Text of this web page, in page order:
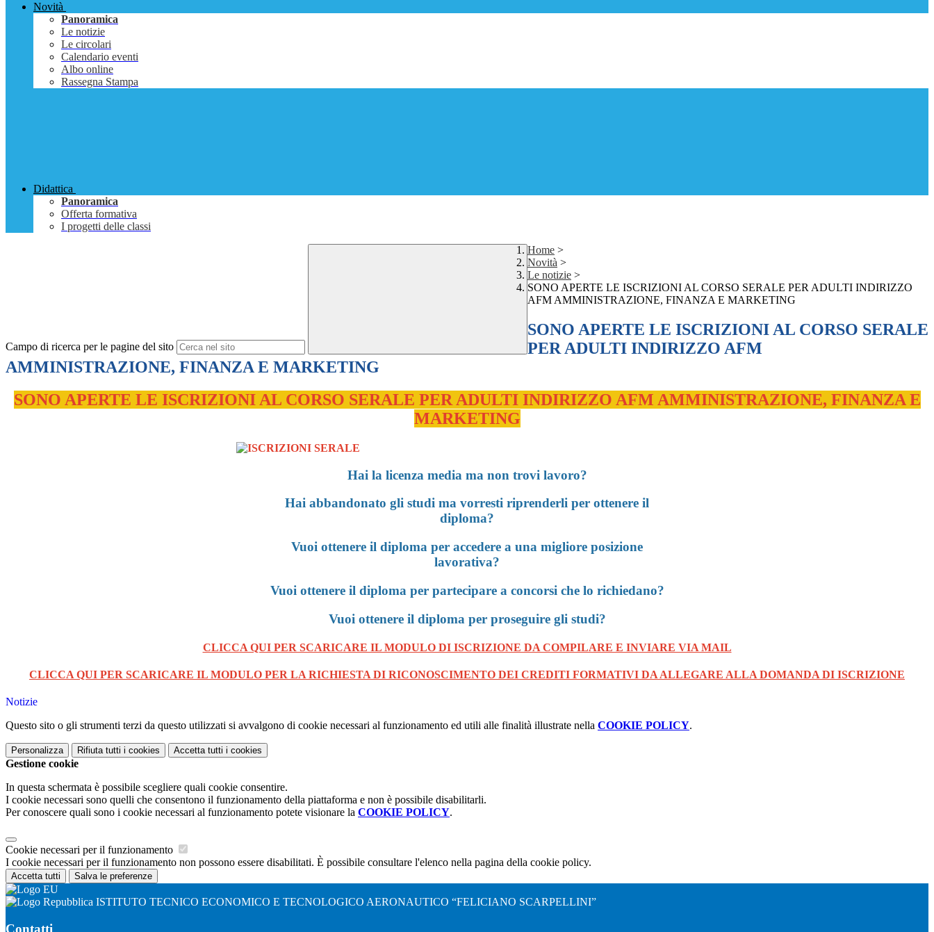
Novità
Panoramica
Le notizie
Le circolari
Calendario eventi
Albo online
Rassegna Stampa
Didattica
Panoramica
Offerta formativa
I progetti delle classi
Campo di ricerca per le pagine del sito
Home >
Novità >
Le notizie >
SONO APERTE LE ISCRIZIONI AL CORSO SERALE PER ADULTI INDIRIZZO
AFM AMMINISTRAZIONE, FINANZA E MARKETING
SONO APERTE LE ISCRIZIONI AL CORSO SERALE
PER ADULTI INDIRIZZO AFM
AMMINISTRAZIONE, FINANZA E MARKETING
SONO APERTE LE ISCRIZIONI AL CORSO SERALE PER ADULTI INDIRIZZO AFM AMMINISTRAZIONE, FINANZA E
MARKETING
Hai la licenza media ma non trovi lavoro?
Hai abbandonato gli studi ma vorresti riprenderli per ottenere il
diploma?
Vuoi ottenere il diploma per accedere a una migliore posizione
lavorativa?
Vuoi ottenere il diploma per partecipare a concorsi che lo richiedano?
Vuoi ottenere il diploma per proseguire gli studi?
CLICCA QUI PER SCARICARE IL MODULO DI ISCRIZIONE DA COMPILARE E INVIARE VIA MAIL
CLICCA QUI PER SCARICARE IL MODULO PER LA RICHIESTA DI RICONOSCIMENTO DEI CREDITI FORMATIVI DA ALLEGARE ALLA DOMANDA DI ISCRIZIONE
Notizie
Questo sito o gli strumenti terzi da questo utilizzati si avvalgono di cookie necessari al funzionamento ed utili alle finalità illustrate nella COOKIE POLICY.
Personalizza Rifiuta tutti i cookies Accetta tutti i cookies
Gestione cookie
In questa schermata è possibile scegliere quali cookie consentire.
I cookie necessari sono quelli che consentono il funzionamento della piattaforma e non è possibile disabilitarli.
Per conoscere quali sono i cookie necessari al funzionamento potete visionare la COOKIE POLICY.
Cookie necessari per il funzionamento
I cookie necessari per il funzionamento non possono essere disabilitati. È possibile consultare l'elenco nella pagina della cookie policy.
Accetta tutti Salva le preferenze
ISTITUTO TECNICO ECONOMICO E TECNOLOGICO AERONAUTICO “FELICIANO SCARPELLINI”
Contatti